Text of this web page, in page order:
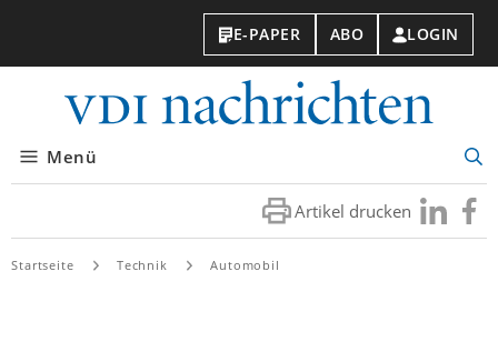
E-PAPER ABO LOGIN
Menü
Artikel drucken Besuchen
Sie
Sie
Startseite Technik Automobil